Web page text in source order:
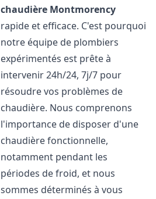
chaudière Montmorency
rapide et efficace. C'est pourquoi
notre équipe de plombiers
expérimentés est prête à
intervenir 24h/24, 7j/7 pour
résoudre vos problèmes de
chaudière. Nous comprenons
l'importance de disposer d'une
chaudière fonctionnelle,
notamment pendant les
périodes de froid, et nous
sommes déterminés à vous